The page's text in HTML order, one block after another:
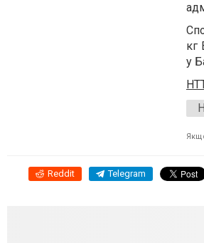
кг
у
Reddit Telegram